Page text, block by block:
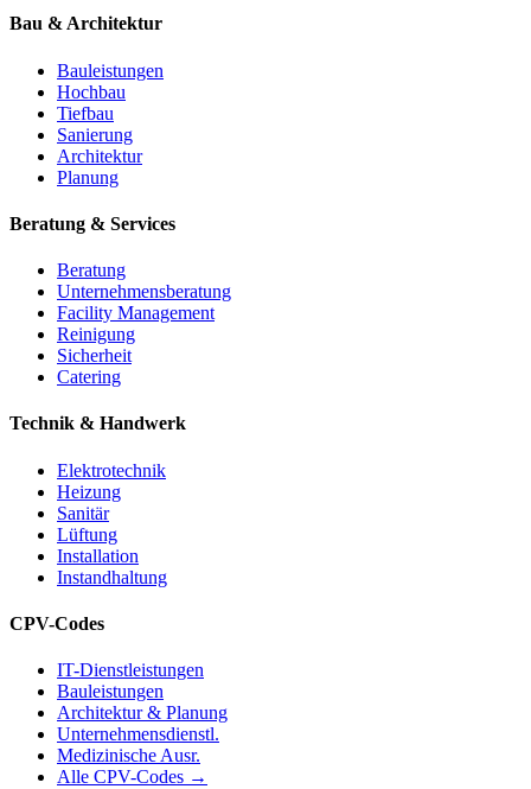
Bau & Architektur
Bauleistungen
Hochbau
Tiefbau
Sanierung
Architektur
Planung
Beratung & Services
Beratung
Unternehmensberatung
Facility Management
Reinigung
Sicherheit
Catering
Technik & Handwerk
Elektrotechnik
Heizung
Sanitär
Lüftung
Installation
Instandhaltung
CPV-Codes
IT-Dienstleistungen
Bauleistungen
Architektur & Planung
Unternehmensdienstl.
Medizinische Ausr.
Alle CPV-Codes →